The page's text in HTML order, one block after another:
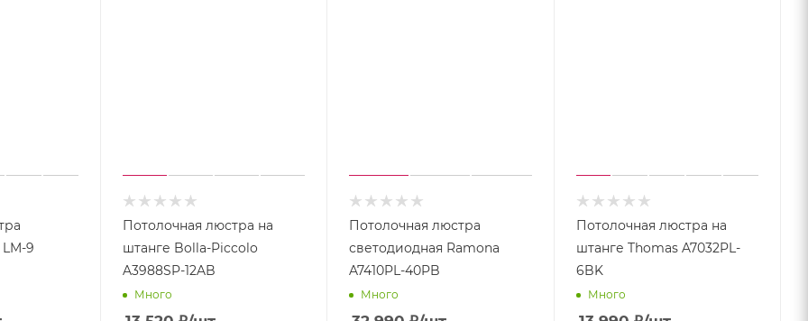
LM-9
Потолочная люстра на
штанге Bolla-Piccolo
A3988SP-12AB
Много
Потолочная люстра
светодиодная Ramona
A7410PL-40PB
Много
Потолочная люстра на
штанге Thomas A7032PL-
6BK
Много